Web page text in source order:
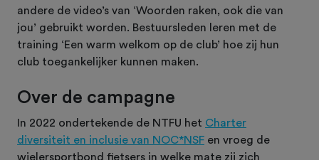
andere de video’s van ‘Woorden raken, ook die van
jou’ gebruikt worden. Bestuursleden leren met de
training ‘Een warm welkom op de club’ hoe zij hun
club toegankelijker kunnen maken.
Over de campagne
In 2022 ondertekende de NTFU het Charter
diversiteit en inclusie van NOC*NSF en vroeg de
wielersportbond fietsers in welke mate zij zich